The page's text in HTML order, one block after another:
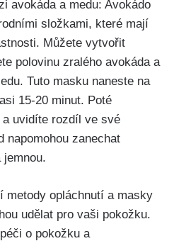
avokáda a ⁤medu: Avokádo
složkami, ⁣které ​mají
Můžete vytvořit
polovinu zralého avokáda ‌a
Tuto masku naneste na
15-20 minut.⁣ Poté​
a uvidíte ​rozdíl ve své
napomohou zanechat
jemnou.
metody opláchnutí a ​masky
udělat pro vaši pokožku.
o pokožku a⁢